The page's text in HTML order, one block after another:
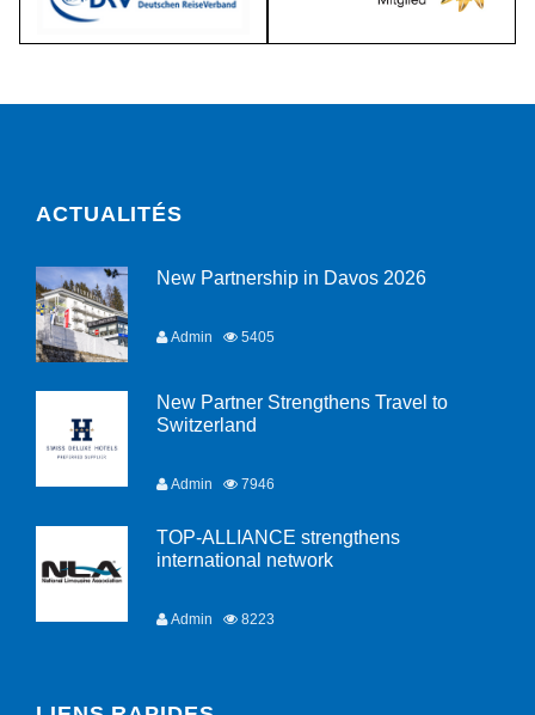
ACTUALITÉS
New Partnership in Davos 2026
Admin 5405
New Partner Strengthens Travel to
Switzerland
Admin 7946
TOP-ALLIANCE strengthens
international network
Admin 8223